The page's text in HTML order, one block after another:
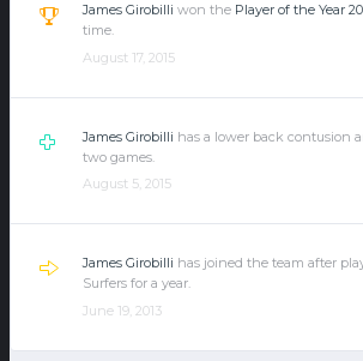
James Girobilli won the Player of the Year
time.
August 17, 2015
James Girobilli has a lower back contusion
two games.
August 5, 2015
James Girobilli has joined the team after
Surfers for a year.
June 19, 2013